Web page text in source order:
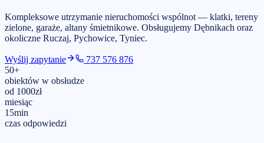
Kompleksowe utrzymanie nieruchomości wspólnot — klatki, tereny
zielone, garaże, altany śmietnikowe. Obsługujemy Dębnikach oraz
okoliczne Ruczaj, Pychowice, Tyniec.
Wyślij zapytanie
737 576 876
50+
obiektów w obsłudze
od 1000zł
miesiąc
15min
czas odpowiedzi